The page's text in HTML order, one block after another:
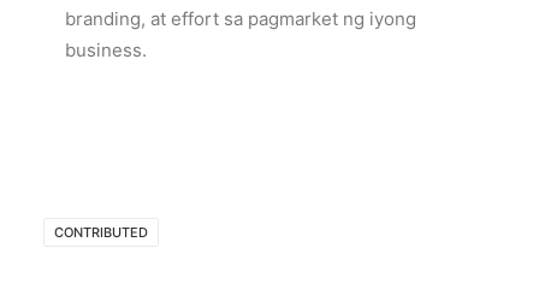
branding, at effort sa pagmarket ng iyong
business.
CONTRIBUTED